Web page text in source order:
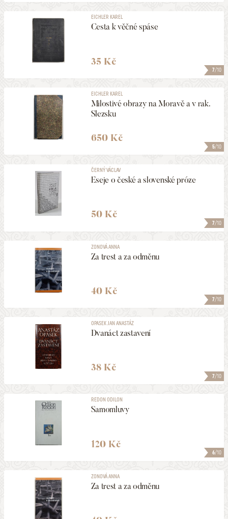
7/10
EICHLER KAREL
Cesta k věčné spáse
35 Kč
5/10
EICHLER KAREL
Milostivé obrazy na Moravě a v rak.
Slezsku
650 Kč
7/10
ČERNÝ VÁCLAV
Eseje o české a slovenské próze
50 Kč
7/10
ZONOVÁ ANNA
Za trest a za odměnu
40 Kč
7/10
OPASEK JAN ANASTÁZ
Dvanáct zastavení
38 Kč
6/10
REDON ODILON
Samomluvy
120 Kč
ZONOVÁ ANNA
Za trest a za odměnu